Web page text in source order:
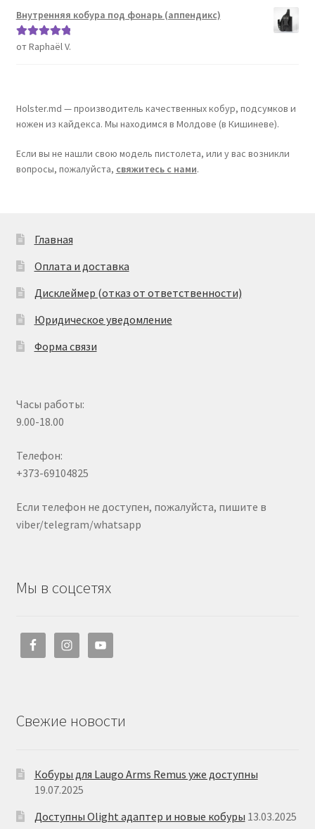
Внутренняя кобура под фонарь (аппендикс)
Оценка5из
от Raphaël V.
Holster.md — производитель качественных кобур, подсумков и
ножен из кайдекса. Мы находимся в Молдове (в Кишиневе).
Если вы не нашли свою модель пистолета, или у вас возникли
вопросы, пожалуйста, свяжитесь с нами.
Главная
Оплата и доставка
Дисклеймер (отказ от ответственности)
Юридическое уведомление
Форма связи
Часы работы:
9.00-18.00
Телефон:
+373-69104825
Если телефон не доступен, пожалуйста, пишите в
viber/telegram/whatsapp
Мы в соцсетях
Свежие новости
Кобуры для Laugo Arms Remus уже доступны
19.07.2025
Доступны Olight адаптер и новые кобуры 13.03.2025